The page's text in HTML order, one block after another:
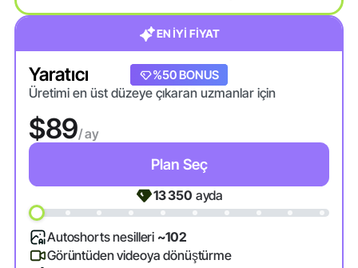
EN İYİ FİYAT
Yaratıcı
Üretimi en üst düzeye çıkaran uzmanlar için
$89/ ay
Plan Seç
%20 BONUS
%50 BONUS
13 350 ayda
Autoshorts nesilleri ~102
Görüntüden videoya dönüştürme